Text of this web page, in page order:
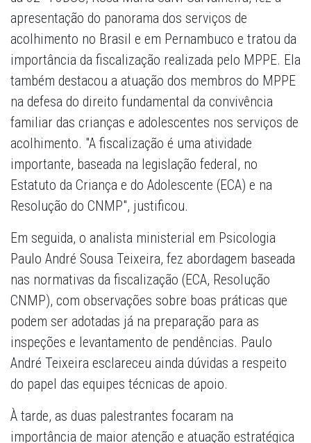
apresentação do panorama dos serviços de
acolhimento no Brasil e em Pernambuco e tratou da
importância da fiscalização realizada pelo MPPE. Ela
também destacou a atuação dos membros do MPPE
na defesa do direito fundamental da convivência
familiar das crianças e adolescentes nos serviços de
acolhimento. "A fiscalização é uma atividade
importante, baseada na legislação federal, no
Estatuto da Criança e do Adolescente (ECA) e na
Resolução do CNMP", justificou.
Em seguida, o analista ministerial em Psicologia
Paulo André Sousa Teixeira, fez abordagem baseada
nas normativas da fiscalização (ECA, Resolução
CNMP), com observações sobre boas práticas que
podem ser adotadas já na preparação para as
inspeções e levantamento de pendências. Paulo
André Teixeira esclareceu ainda dúvidas a respeito
do papel das equipes técnicas de apoio.
À tarde, as duas palestrantes focaram na
importância de maior atenção e atuação estratégica